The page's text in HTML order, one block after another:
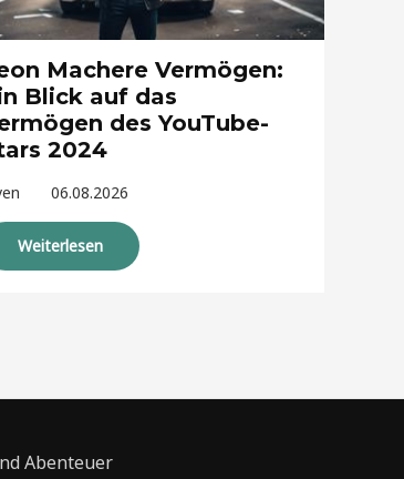
Machere Vermögen:
Blick auf das
des YouTube-
2024
06.08.2026
Weiterlesen
Abenteuer